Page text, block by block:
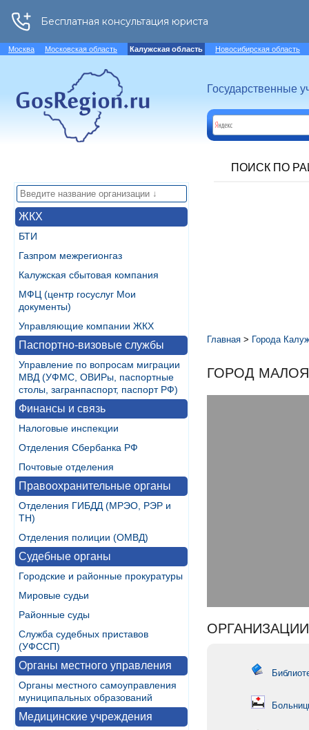
Москва Московская область Калужская область Новосибирская область
Государственные
ПОИСК ПО
ЖКХ
БТИ
Газпром межрегионгаз
Калужская сбытовая компания
МФЦ (центр госуслуг Мои
документы)
Управляющие компании ЖКХ
Паспортно-визовые службы
Управление по вопросам миграции
МВД (УФМС, ОВИРы, паспортные
столы, загранпаспорт, паспорт РФ)
Финансы и связь
Налоговые инспекции
Отделения Сбербанка РФ
Почтовые отделения
Правоохранительные органы
Отделения ГИБДД (МРЭО, РЭР и
ТН)
Отделения полиции (ОМВД)
Судебные органы
Городские и районные прокуратуры
Мировые судьи
Районные суды
Служба судебных приставов
(УФССП)
Органы местного управления
Органы местного самоуправления
муниципальных образований
Медицинские учреждения
Главная > Города
ГОРОД